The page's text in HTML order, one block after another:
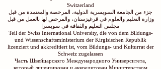
Switzerland
جزء من الجامعة السويسرية الدولية، المرخصة والمعتمدة من قبل
وزارة التعليم والعلوم في قرغيزستان، والمرخص لها بالعمل من قبل
مجلس التعليم والثقافة في سويسرا
Teil der Swiss International University, die von dem Bildungs-
und Wissenschaftsministerium der Kirgisischen Republik
lizenziert und akkreditiert ist, vom Bildungs- und Kulturrat der
Schweiz zugelassen
Часть Швейцарского Международного Университета,
который лицензирован и аккредитован Министерством